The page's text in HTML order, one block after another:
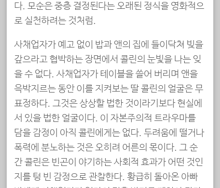
다. 모순은 중층 결정된다는 오래된 정식을 영화적으
로 실천하려는 것처럼.
사채업자가 예고 없이 밥과 앤의 집에 들이닥쳐 빚을
갚으라고 협박하는 장면에서 콜린의 눈빛을 나는 잊
을 수 없다. 사채업자가 테이블을 쓸어 버리며 앤을
윽박지르는 동안 이를 지켜보는 딸 콜린의 얼굴은 무
표정하다. 그것은 상상할 법한 것이라기보다 현실에
서 있을 법한 얼굴이다. 이 자본주의적 트라우마를
담을 감정이 아직 콜린에게는 없다. 두려움에 떨거나
폭력에 분노하는 것은 오히려 어른의 몫이다. 그 순
간 콜린은 빈곤이 야기하는 사회적 효과가 어떤 것인
지를 텅 빈 감정으로 관찰한다. 황급히 돌아온 아빠